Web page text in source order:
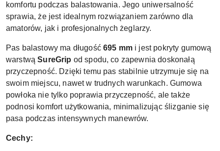
komfortu podczas balastowania. Jego uniwersalność
sprawia, że jest idealnym rozwiązaniem zarówno dla
amatorów, jak i profesjonalnych żeglarzy.
Pas balastowy ma długość 695 mmi jest pokryty gumową
warstwąSureGrip od spodu, co zapewnia doskonałą
przyczepność. Dzięki temu pas stabilnie utrzymuje się na
swoim miejscu, nawet w trudnych warunkach. Gumowa
powłoka nie tylko poprawia przyczepność, ale także
podnosi komfort użytkowania, minimalizując ślizganie się
pasa podczas intensywnych manewrów.
Cechy: